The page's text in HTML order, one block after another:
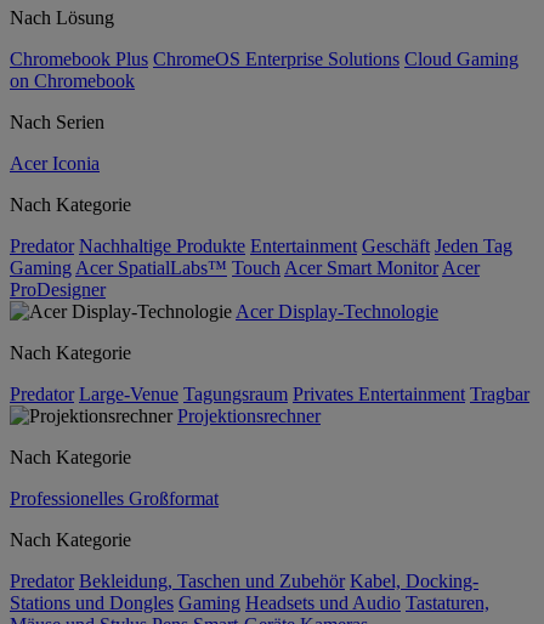
Nach Lösung
Chromebook Plus ChromeOS Enterprise Solutions Cloud Gaming
on Chromebook
Nach Serien
Acer Iconia
Nach Kategorie
Predator Nachhaltige Produkte Entertainment Geschäft Jeden Tag
Gaming Acer SpatialLabs™ Touch Acer Smart Monitor Acer
ProDesigner
Acer Display-Technologie
Nach Kategorie
Predator Large-Venue Tagungsraum Privates Entertainment Tragbar
Projektionsrechner
Nach Kategorie
Professionelles Großformat
Nach Kategorie
Predator Bekleidung, Taschen und Zubehör Kabel, Docking-
Stations und Dongles Gaming Headsets und Audio Tastaturen,